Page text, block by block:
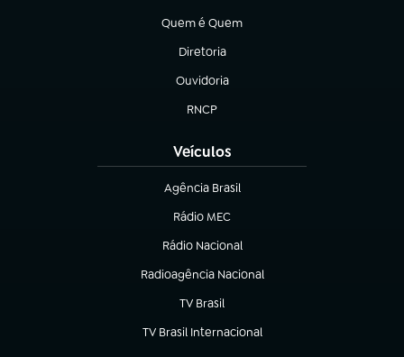
Quem é Quem
(abre em nova aba)
Diretoria
(abre em nova aba)
Ouvidoria
(abre em nova aba)
RNCP
(abre em nova aba)
Veículos
Agência Brasil
(abre em nova aba)
Rádio MEC
Rádio Nacional
(abre em nova aba)
Radioagência Nacional
(abre em nova aba)
TV Brasil
(abre em nova aba)
TV Brasil Internacional
(abre em nova aba)